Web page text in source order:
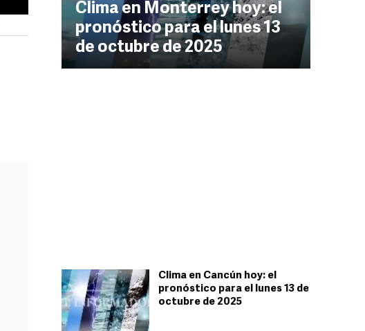
Clima en Monterrey hoy: el
pronóstico para el lunes 13
de octubre de 2025
Clima en Cancún hoy: el
pronóstico para el lunes 13 de
octubre de 2025